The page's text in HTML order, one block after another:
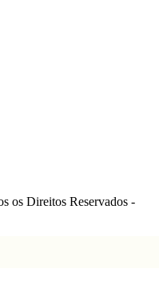
os Direitos Reservados -